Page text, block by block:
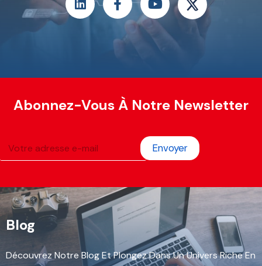
Abonnez-Vous À Notre Newsletter
Envoyer
Blog
Découvrez Notre Blog Et Plongez Dans Un Univers Riche En